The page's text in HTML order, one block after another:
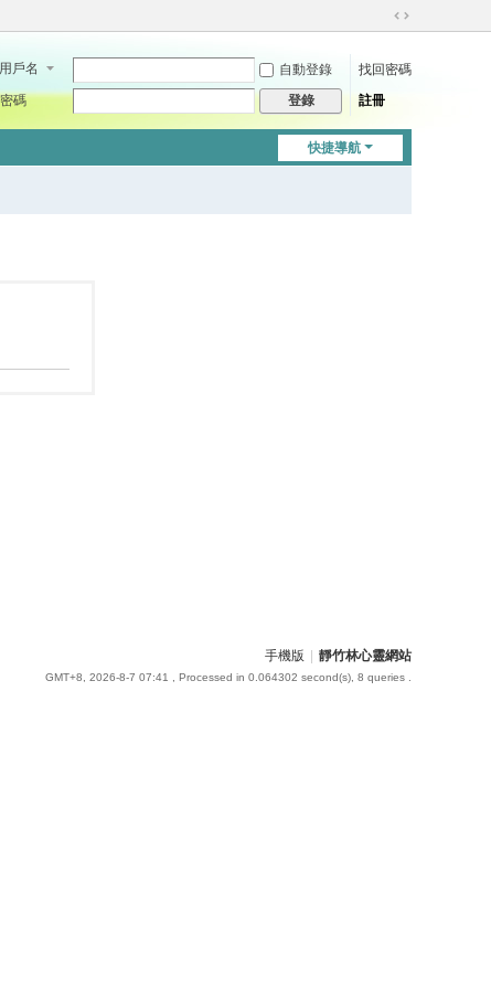
切
到
用戶名 自動登錄
找回密碼
密碼
登錄 註冊
快捷導航
手機版 靜竹林心靈網站
GMT+8, 2026-8-7 07:41 , Processed in 0.064302 second(s), 8 queries .